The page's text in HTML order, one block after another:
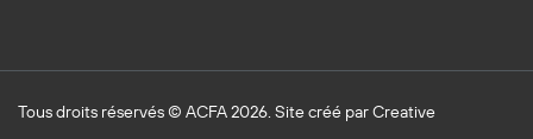
Tous droits réservés © ACFA 2026. Site créé parCreative